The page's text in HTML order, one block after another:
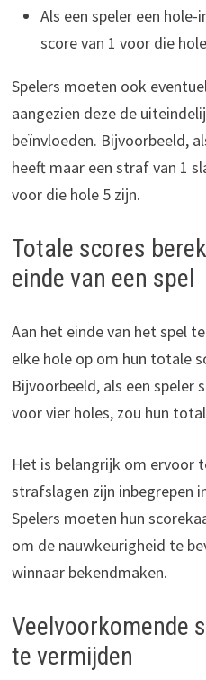
Als een speler een
score van 1 voor die
Spelers moeten ook
aangezien deze de
beïnvloeden. Bijvoorbeeld,
heeft maar een straf van 1
voor die hole 5 zijn.
Totale scores
einde van een spel
Aan het einde van het spel
elke hole op om hun totale
Bijvoorbeeld, als een speler
voor vier holes, zou hun
Het is belangrijk om ervoor
strafslagen zijn inbegrepen
Spelers moeten hun
om de nauwkeurigheid te
winnaar bekendmaken.
Veelvoorkomende
te vermijden